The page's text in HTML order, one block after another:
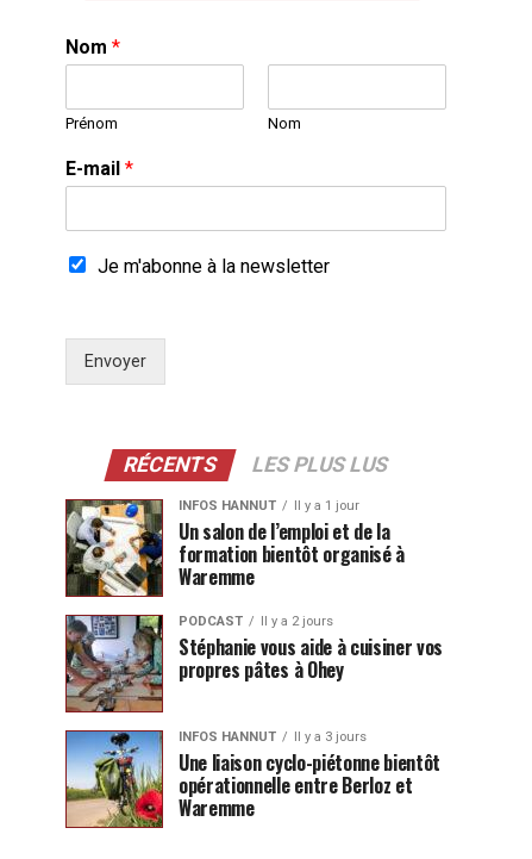
Nom *
Prénom Nom
E-mail *
Je m'abonne à la newsletter
Envoyer
RÉCENTS LES PLUS LUS
INFOS HANNUT Il y a 1 jour
Un salon de l’emploi et de la
formation bientôt organisé à
Waremme
PODCAST Il y a 2 jours
Stéphanie vous aide à cuisiner vos
propres pâtes à Ohey
INFOS HANNUT Il y a 3 jours
Une liaison cyclo-piétonne bientôt
opérationnelle entre Berloz et
Waremme